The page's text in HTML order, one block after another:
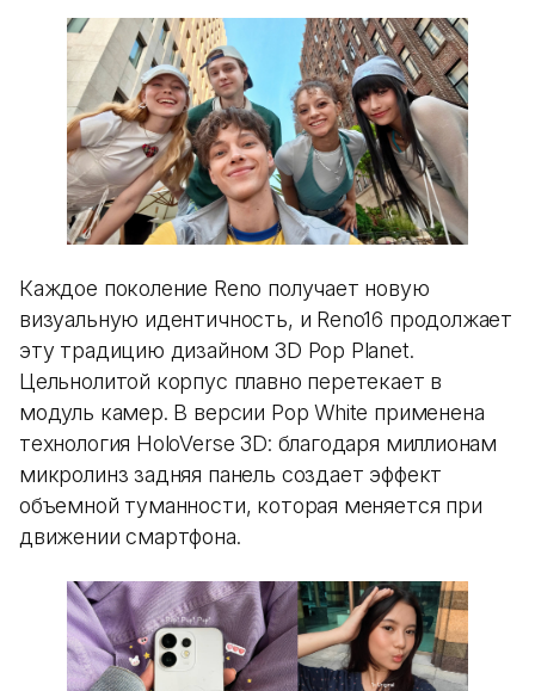
Каждое поколение Reno получает новую
визуальную идентичность, и Reno16 продолжает
эту традицию дизайном 3D Pop Planet.
Цельнолитой корпус плавно перетекает в
модуль камер. В версии Pop White применена
технология HoloVerse 3D: благодаря миллионам
микролинз задняя панель создает эффект
объемной туманности, которая меняется при
движении смартфона.